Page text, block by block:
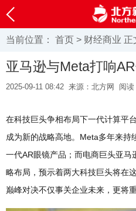
当前位置： 首页 > 财经商业 正
亚马逊与Meta打响
2025-09-11 08:42 来源：北方网 阅读
在科技巨头争相布局下一代计算平
成为新的战略高地。Meta多年来持
一代AR眼镜产品；而电商巨头亚
略布局，预示着两大科技巨头将在
巅峰对决不仅事关企业未来，更将